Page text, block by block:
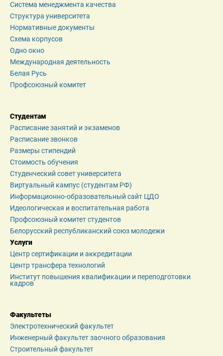
Система менеджмента качества
Структура университета
Нормативные документы
Схема корпусов
Одно окно
Международная деятельность
Белая Русь
Профсоюзный комитет
Студентам
Расписание занятий и экзаменов
Расписание звонков
Размеры стипендий
Стоимость обучения
Студенческий совет университета
Виртуальный кампус (студентам РФ)
Информационно-образовательный сайт ЦДО
Идеологическая и воспитательная работа
Профсоюзный комитет студентов
Белорусский республиканский союз молодежи
Услуги
Центр сертификации и аккредитации
Центр трансфера технологий
Институт повышения квалификации и переподготовки
кадров
Факультеты
Электротехнический факультет
Инженерный факультет заочного образования
Строительный факультет